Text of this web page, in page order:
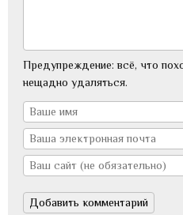
Предупреждение: всё, что
нещадно удаляться.